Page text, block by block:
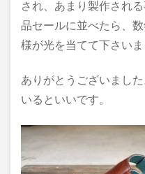
され、あまり製作され
品セールに並べたら、
様が光を当てて下さいま
ありがとうございまし
いるといいです。